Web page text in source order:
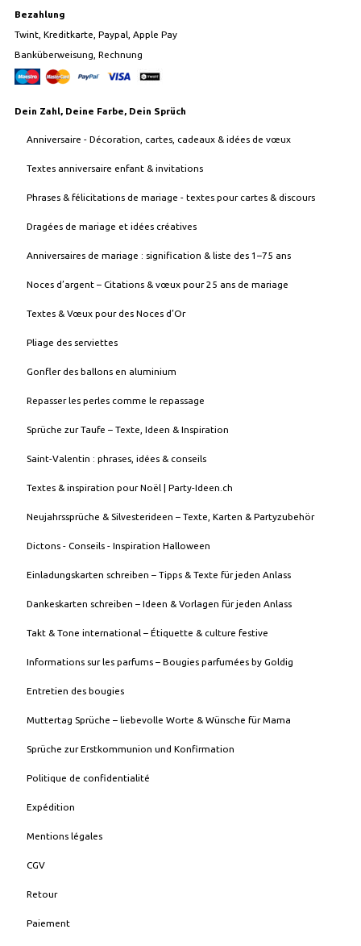
Bezahlung
Twint, Kreditkarte, Paypal, Apple Pay
Banküberweisung, Rechnung
Dein Zahl, Deine Farbe, Dein Sprüch
Anniversaire - Décoration, cartes, cadeaux & idées de vœux
Textes anniversaire enfant & invitations
Phrases & félicitations de mariage - textes pour cartes & discours
Dragées de mariage et idées créatives
Anniversaires de mariage : signification & liste des 1–75 ans
Noces d’argent – Citations & vœux pour 25 ans de mariage
Textes & Vœux pour des Noces d’Or
Pliage des serviettes
Gonfler des ballons en aluminium
Repasser les perles comme le repassage
Sprüche zur Taufe – Texte, Ideen & Inspiration
Saint-Valentin : phrases, idées & conseils
Textes & inspiration pour Noël | Party-Ideen.ch
Neujahrssprüche & Silvesterideen – Texte, Karten & Partyzubehör
Dictons - Conseils - Inspiration Halloween
Einladungskarten schreiben – Tipps & Texte für jeden Anlass
Dankeskarten schreiben – Ideen & Vorlagen für jeden Anlass
Takt & Tone international – Étiquette & culture festive
Informations sur les parfums – Bougies parfumées by Goldig
Entretien des bougies
Muttertag Sprüche – liebevolle Worte & Wünsche für Mama
Sprüche zur Erstkommunion und Konfirmation
Politique de confidentialité
Expédition
Mentions légales
CGV
Retour
Paiement